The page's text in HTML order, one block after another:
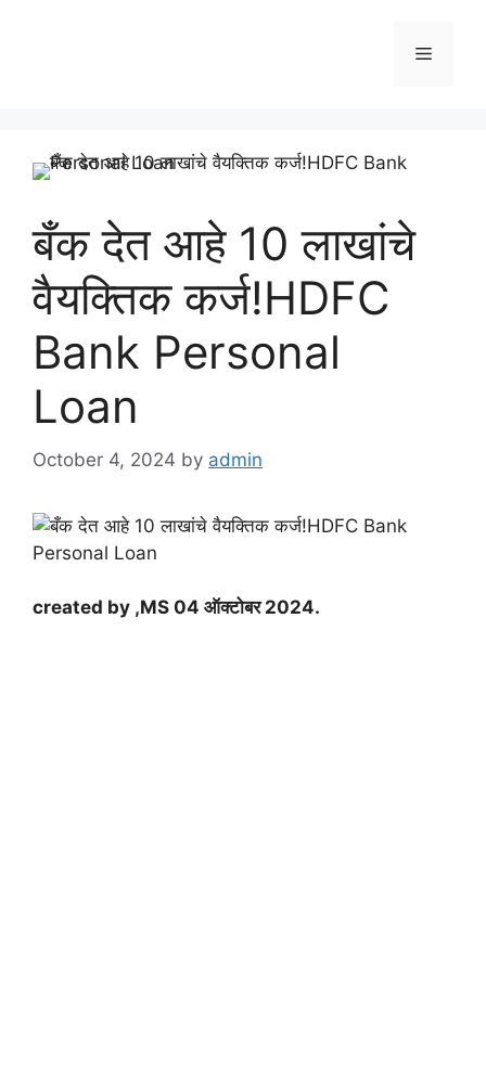
Menu
बँक देत आहे 10 लाखांचे
वैयक्तिक कर्ज!HDFC
Bank Personal
Loan
October 4, 2024 by admin
created by ,MS 04 ऑक्टोबर 2024.